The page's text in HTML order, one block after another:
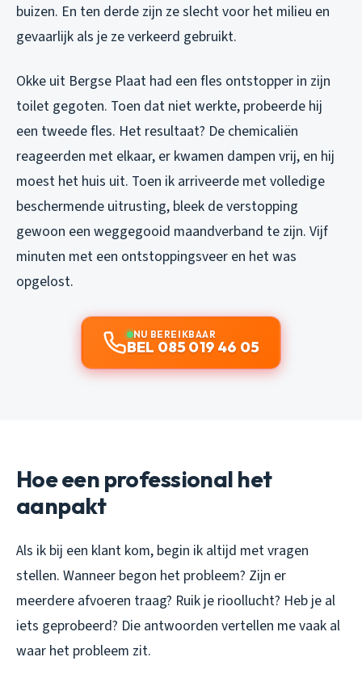
buizen. En ten derde zijn ze slecht voor het milieu en
gevaarlijk als je ze verkeerd gebruikt.
Okke uit Bergse Plaat had een fles ontstopper in zijn
toilet gegoten. Toen dat niet werkte, probeerde hij
een tweede fles. Het resultaat? De chemicaliën
reageerden met elkaar, er kwamen dampen vrij, en hij
moest het huis uit. Toen ik arriveerde met volledige
beschermende uitrusting, bleek de verstopping
gewoon een weggegooid maandverband te zijn. Vijf
minuten met een ontstoppingsveer en het was
opgelost.
NU BEREIKBAAR
BEL 085 019 46 05
Hoe een professional het
aanpakt
Als ik bij een klant kom, begin ik altijd met vragen
stellen. Wanneer begon het probleem? Zijn er
meerdere afvoeren traag? Ruik je rioollucht? Heb je al
iets geprobeerd? Die antwoorden vertellen me vaak al
waar het probleem zit.